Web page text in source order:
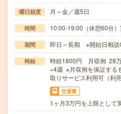
曜日頻度 月～金／週5日
時間 10:00-19:00（休憩60分）
期間 即日～長期 ※開始日相談
時給
時給1800円 月収例 28
×4週 ※月収例を保証する
取りサービス利用可（利
交通費
1ヶ月3万円を上限として